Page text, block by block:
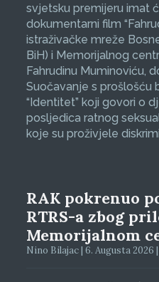
svjetsku premijeru imat
dokumentarni film
istraživačke mreže
BiH) i Memorijalnog
Fahrudinu Muminoviću,
Suočavanje s prošlošću
“Identitet” koji govori o
posljedica ratnog
koje su proživjele
RAK pokrenuo
RTRS-a zbog
Memorijalnom
Nino Bilajac | 6. Augusta 2026 |